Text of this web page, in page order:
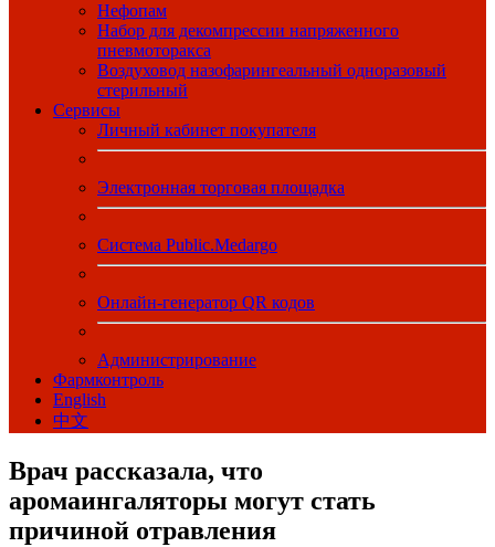
Нефопам
Набор для декомпрессии напряженного
пневмоторакса
Воздуховод назофарингеальный одноразовый
стерильный
Сервисы
Личный кабинет покупателя
Электронная торговая площадка
Система Public.Medargo
Онлайн-генератор QR кодов
Администрирование
Фармконтроль
English
中文
Врач рассказала, что
аромаингаляторы могут стать
причиной отравления